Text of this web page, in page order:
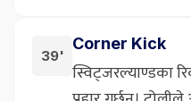
39'
Corner Kick
स्विट्जरल्याण्डका